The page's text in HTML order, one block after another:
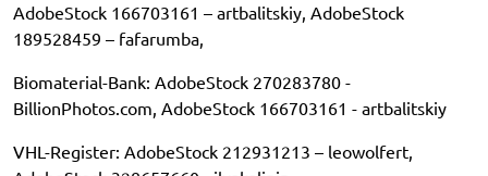
AdobeStock 166703161 – artbalitskiy, AdobeStock
189528459 – fafarumba,
Biomaterial-Bank: AdobeStock 270283780 -
BillionPhotos.com, AdobeStock 166703161 - artbalitskiy
VHL-Register: AdobeStock 212931213 – leowolfert,